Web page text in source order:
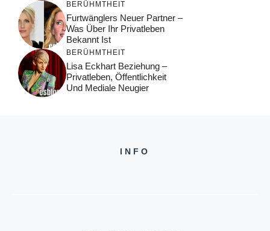
BERÜHMTHEIT
Furtwänglers Neuer Partner –
Was Über Ihr Privatleben
Bekannt Ist
BERÜHMTHEIT
Lisa Eckhart Beziehung –
Privatleben, Öffentlichkeit
Und Mediale Neugier
INFO